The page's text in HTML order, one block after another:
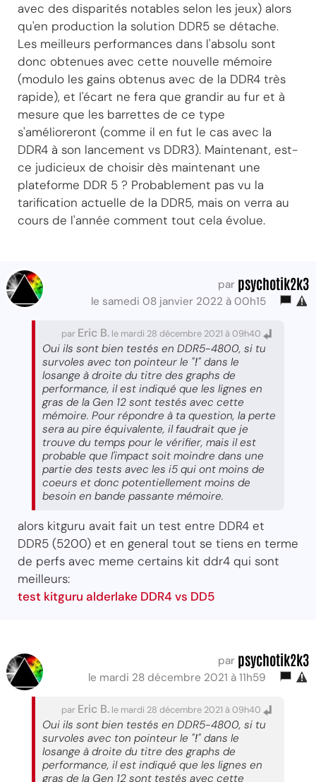
avec des disparités notables selon les jeux) alors
qu'en production la solution DDR5 se détache.
Les meilleurs performances dans l'absolu sont
donc obtenues avec cette nouvelle mémoire
(modulo les gains obtenus avec de la DDR4 très
rapide), et l'écart ne fera que grandir au fur et à
mesure que les barrettes de ce type
s'amélioreront (comme il en fut le cas avec la
DDR4 à son lancement vs DDR3). Maintenant, est-
ce judicieux de choisir dès maintenant une
plateforme DDR 5 ? Probablement pas vu la
tarification actuelle de la DDR5, mais on verra au
cours de l'année comment tout cela évolue.
par psychotik2k3
le samedi 08 janvier 2022 à 00h15
par Eric B. le mardi 28 décembre 2021 à 09h40
Oui ils sont bien testés en DDR5-4800, si tu
survoles avec ton pointeur le "!" dans le
losange à droite du titre des graphs de
performance, il est indiqué que les lignes en
gras de la Gen 12 sont testés avec cette
mémoire. Pour répondre à ta question, la perte
sera au pire équivalente, il faudrait que je
trouve du temps pour le vérifier, mais il est
probable que l'impact soit moindre dans une
partie des tests avec les i5 qui ont moins de
coeurs et donc potentiellement moins de
besoin en bande passante mémoire.
alors kitguru avait fait un test entre DDR4 et
DDR5 (5200) et en general tout se tiens en terme
de perfs avec meme certains kit ddr4 qui sont
meilleurs:
test kitguru alderlake DDR4 vs DD5
par psychotik2k3
le mardi 28 décembre 2021 à 11h59
par Eric B. le mardi 28 décembre 2021 à 09h40
Oui ils sont bien testés en DDR5-4800, si tu
survoles avec ton pointeur le "!" dans le
losange à droite du titre des graphs de
performance, il est indiqué que les lignes en
gras de la Gen 12 sont testés avec cette